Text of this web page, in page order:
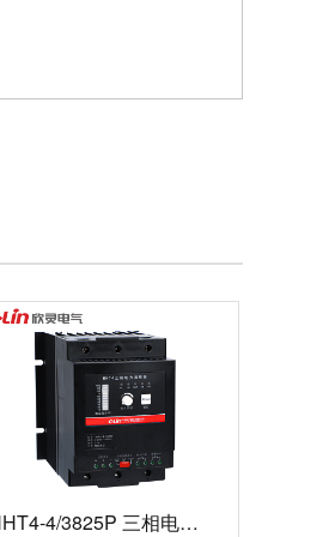
HHT4-4/3825P 三相电力调整器